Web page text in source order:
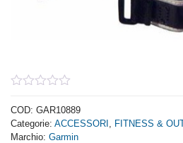
out
of
5
COD: GAR10889
Categorie: ACCESSORI , FITNESS &
Marchio: Garmin